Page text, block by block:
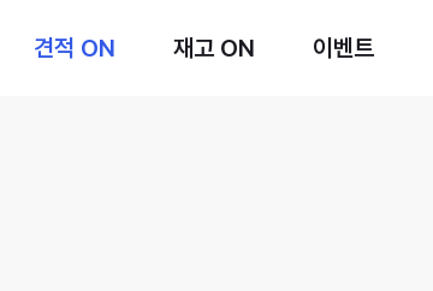
견적 ON 재고 ON 이벤트